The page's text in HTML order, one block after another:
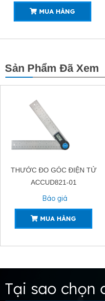
MUA HÀNG
Sản Phẩm Đã Xem
THƯỚC ĐO GÓC ĐIỆN TỬ
ACCUD821-01
Báo giá
MUA HÀNG
Tại sao chọn